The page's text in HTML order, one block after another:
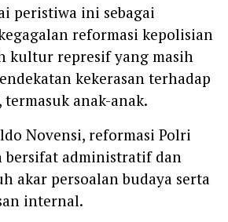
peristiwa ini sebagai
reformasi kepolisian
kultur represif yang masih
kekerasan terhadap
anak-anak.
Novensi, reformasi Polri
bersifat administratif dan
akar persoalan budaya serta
internal.